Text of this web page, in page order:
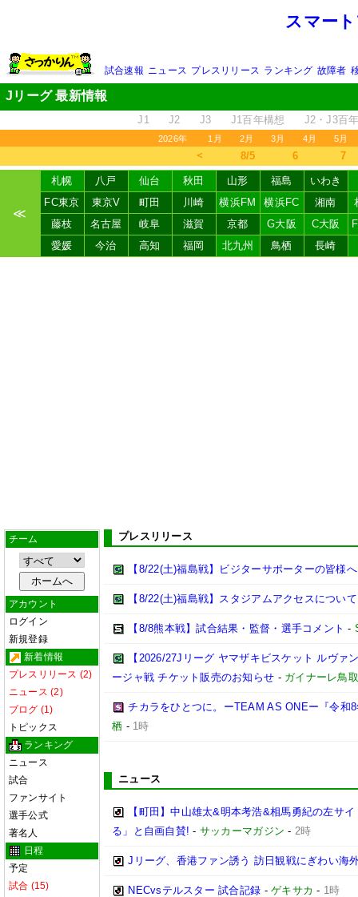
スマー
試合速報 ニュース プレスリリース ランキング 故障者
Jリーグ 最新情報
J1 J2 J3 J1百年構想 J2・J3百
2026年 1月 2月 3月 4月 5月
＜ 8/5 6 7
≪
札幌 八戸 仙台 秋田 山形 福島
いわき
FC東京
東京V 町田 川崎 横浜FM 横浜FC 湘南
藤枝
名古屋 岐阜 滋賀 京都 G大阪 C大阪
愛媛
今治 高知 福岡 北九州 鳥栖 長崎
チーム
アカウント
ログイン
新規登録
新着情報
プレスリリース (2)
ニュース (2)
ブログ (1)
トピックス
ランキング
ニュース
試合
ファンサイト
選手公式
著名人
日程
予定
試合 (15)
プレスリリース
【8/22(土)福島戦】ビジターサポーターの皆様へ
【8/22(土)福島戦】スタジアムアクセスについて
【8/8熊本戦】試合結果・監督・選手コメント -
【2026/27Jリーグ ヤマザキビスケット ルヴ
ージャ戦 チケット販売のお知らせ - ガイナーレ鳥取
チカラをひとつに。ーTEAM AS ONEー『令和
栖 - 1時
ニュース
【町田】中山雄太&明本考浩&相馬勇紀の左サ
る」と自画自賛! - サッカーマガジン - 2時
Jリーグ、香港ファン誘う 訪日観戦にぎわい海
NECvsテルスター 試合記録 -ゲキサカ - 1時